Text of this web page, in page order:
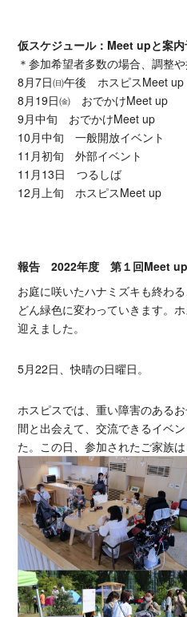
仮スケジュール：Meet upと案内
＊参加希望者多数の場合、調整
8月7日㈰午後 ホスピスMeet up
8月19日㈮ おでかけMeet up
9月中旬 おでかけMeet up
10月中旬 一般開放イベント
11月初旬 外部イベント
11月13日 つるしば
12月上旬 ホスピスMeet up
報告 2022年度 第１回Meet up
お庭に咲いたハナミズキも終わ
どん緑色に変わっていきます。
迎えました。
5月22日、快晴の日曜日。
ホスピスでは、重い障害のある
間と出会えて、交流できるイベ
た。この日、参加されたご家族は